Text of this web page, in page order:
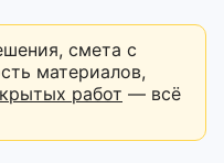
смета с
материалов,
работ — всё